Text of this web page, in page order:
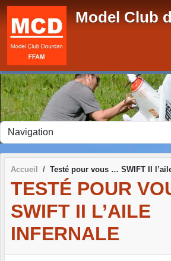
Model Club
Accueil Testé pour vous … SWIFT II
TESTÉ POUR
SWIFT II L’AILE
INFERNALE
Panneau de gestion des cookies